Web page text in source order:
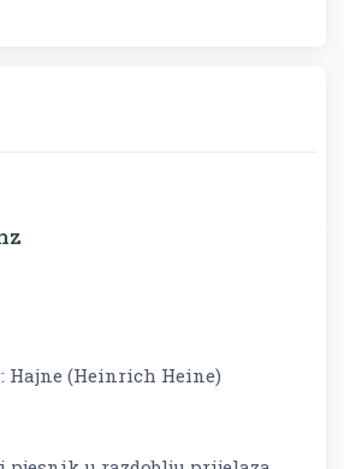
Hajne (Heinrich Heine)